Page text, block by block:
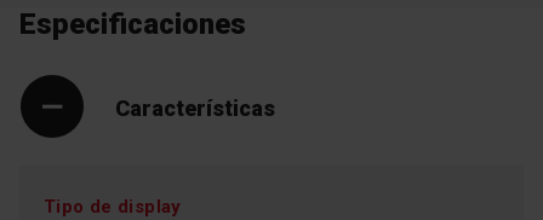
Especificaciones
Características
Tipo de display